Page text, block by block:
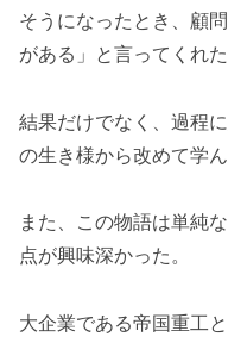
そうになったとき、顧
がある」と言ってくれた
結果だけでなく、過程
の生き様から改めて学ん
また、この物語は単純
点が興味深かった。
大企業である帝国重工